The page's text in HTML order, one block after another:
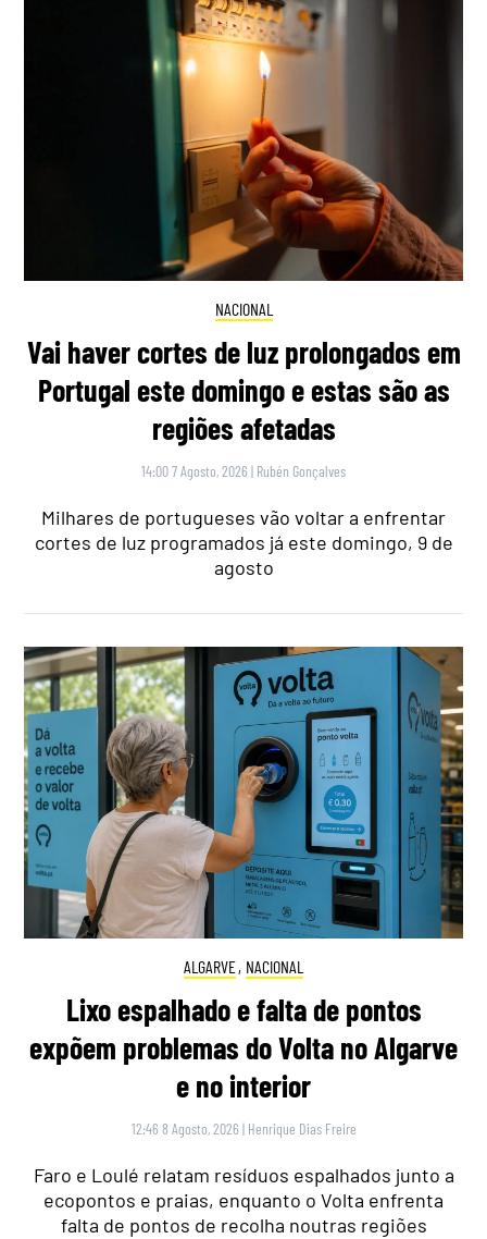
NACIONAL
Vai haver cortes de luz prolongados em
Portugal este domingo e estas são as
regiões afetadas
14:00 7 Agosto, 2026 | Rubén Gonçalves
Milhares de portugueses vão voltar a enfrentar
cortes de luz programados já este domingo, 9 de
agosto
ALGARVE, NACIONAL
Lixo espalhado e falta de pontos
expõem problemas do Volta no Algarve
e no interior
12:46 8 Agosto, 2026 | Henrique Dias Freire
Faro e Loulé relatam resíduos espalhados junto a
ecopontos e praias, enquanto o Volta enfrenta
falta de pontos de recolha noutras regiões